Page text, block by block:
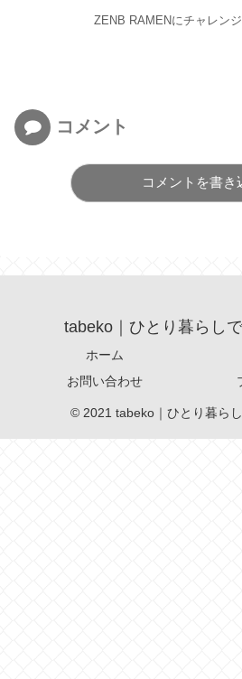
ZENB RAMENにチャレンジ
コメント
コメントを書き
tabeko｜ひとり暮らし
ホーム
お問い合わせ
© 2021 tabeko｜ひとり暮ら